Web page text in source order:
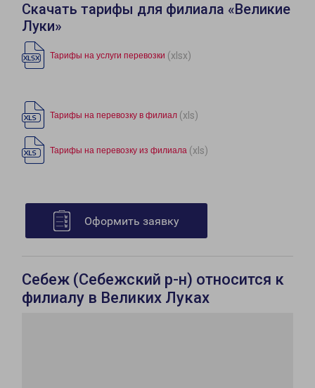
Скачать тарифы для филиала «Великие
Луки»
Тарифы на услуги перевозки (xlsx)
Тарифы на перевозку в филиал (xls)
Тарифы на перевозку из филиала (xls)
Оформить заявку
Себеж (Себежский р-н) относится к
филиалу в Великих Луках